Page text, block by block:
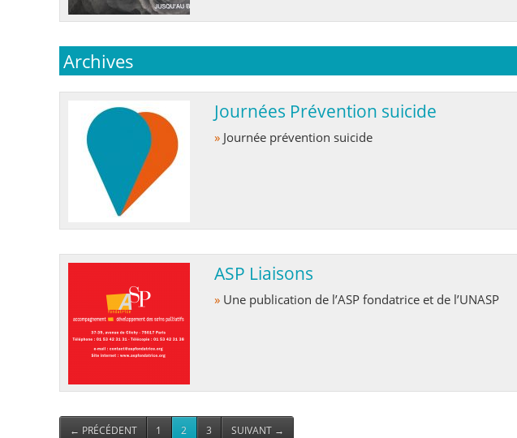
Archives
Journées Prévention suicide
» Journée prévention suicide
ASP Liaisons
» Une publication de l’ASP fondatrice et de l’UNASP
← PRÉCÉDENT 1 2 3 SUIVANT →